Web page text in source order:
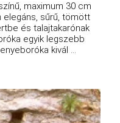
maximum 30 cm
elegáns, sűrű, tömött
és talajtakarónak
egyik legszebb
kivál ...